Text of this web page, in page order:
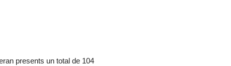
presents un total de 104